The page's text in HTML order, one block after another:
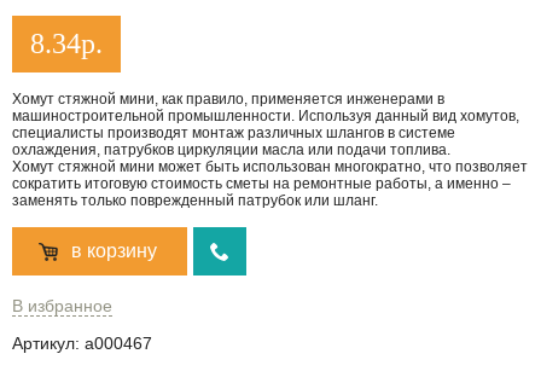
8.34р.
Хомут стяжной мини, как правило, применяется инженерами в
машиностроительной промышленности. Используя данный вид хомутов,
специалисты производят монтаж различных шлангов в системе
охлаждения, патрубков циркуляции масла или подачи топлива.
Хомут стяжной мини может быть использован многократно, что позволяет
сократить итоговую стоимость сметы на ремонтные работы, а именно –
заменять только поврежденный патрубок или шланг.
в корзину
В избранное
Артикул: a000467